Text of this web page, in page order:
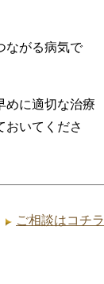
ながる病気で
めに適切な治療
おいてくださ
ご相談はコチラ